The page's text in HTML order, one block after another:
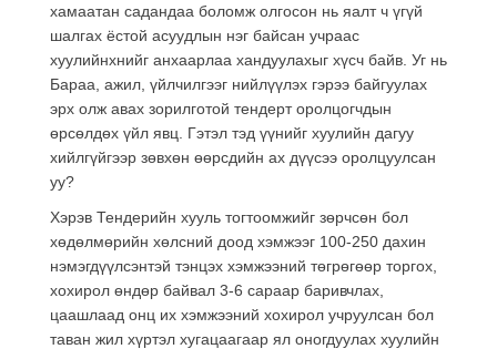
хамаатан садандаа боломж олгосон нь яалт ч үгүй
шалгах ёстой асуудлын нэг байсан учраас
хуулийнхнийг анхаарлаа хандуулахыг хүсч байв. Уг нь
Бараа, ажил, үйлчилгээг нийлүүлэх гэрээ байгуулах
эрх олж авах зорилготой тендерт оролцогчдын
өрсөлдөх үйл явц. Гэтэл тэд үүнийг хуулийн дагуу
хийлгүйгээр зөвхөн өөрсдийн ах дүүсээ оролцуулсан
уу?
Хэрэв Тендерийн хууль тогтоомжийг зөрчсөн бол
хөдөлмөрийн хөлсний доод хэмжээг 100-250 дахин
нэмэгдүүлсэнтэй тэнцэх хэмжээний төгрөгөөр торгох,
хохирол өндөр байвал 3-6 сараар баривчлах,
цаашлаад онц их хэмжээний хохирол учруулсан бол
таван жил хүртэл хугацаагаар ял оногдуулах хуулийн